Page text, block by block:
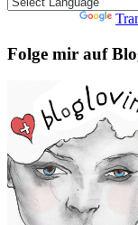
Folge mir auf